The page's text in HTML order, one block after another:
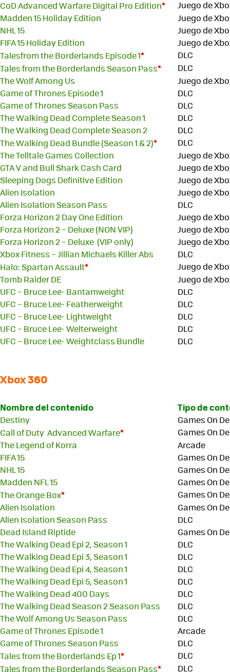
CoD Advanced Warfare Digital Pro Edition*
Juego de
Madden 15 Holiday Edition
Juego de
NHL 15
Juego de
FIFA 15 Holiday Edition
Juego de
Talesfrom the Borderlands Episode 1*
DLC
Tales from the Borderlands Season Pass*
DLC
The Wolf Among Us
Juego de
Game of Thrones Episode 1
DLC
Game of Thrones Season Pass
DLC
The Walking Dead Complete Season 1
DLC
The Walking Dead Complete Season 2
DLC
The Walking Dead Bundle (Season 1 & 2)*
DLC
The Telltale Games Collection
Juego de
GTA V and Bull Shark Cash Card
Juego de
Sleeping Dogs Definitive Edition
Juego de
Alien Isolation
Juego de
Alien Isolation Season Pass
DLC
Forza Horizon 2 Day One Edition
Juego de
Forza Horizon 2 – Deluxe (NON VIP)
Juego de
Forza Horizon 2 – Deluxe (VIP only)
Juego de
Xbox Fitness – Jillian Michaels Killer Abs
DLC
Halo: Spartan Assault*
Juego de
Tomb Raider DE
Juego de
UFC – Bruce Lee- Bantamweight
DLC
UFC – Bruce Lee- Featherweight
DLC
UFC – Bruce Lee- Lightweight
DLC
UFC – Bruce Lee- Welterweight
DLC
UFC – Bruce Lee- Weightclass Bundle
DLC
Xbox 360
Nombre del contenido Tipo de
Destiny
Games On
Call of Duty Advanced Warfare*
Games On
The Legend of Korra
Arcade
FIFA 15
Games On
NHL 15
Games On
Madden NFL 15
Games On
The Orange Box*
Games On
Alien Isolation
Games On
Alien Isolation Season Pass
DLC
Dead Island Riptide
Games On
The Walking Dead Epi 2, Season 1
DLC
The Walking Dead Epi 3, Season 1
DLC
The Walking Dead Epi 4, Season 1
DLC
The Walking Dead Epi 5, Season 1
DLC
The Walking Dead 400 Days
DLC
The Walking Dead Season 2 Season Pass
DLC
The Wolf Among Us Season Pass
DLC
Game of Thrones Episode 1
Arcade
Game of Thrones Season Pass
DLC
Tales from the Borderlands Ep 1*
DLC
Tales from the Borderlands Season Pass*
DLC